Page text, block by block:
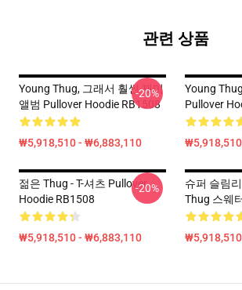
관련 상품
Young Thug, 그래서 훨씬 재미
앨범 Pullover Hoodie RB1508
₩5,918,510 - ₩6,883,110
-20%
Young
Pullover
젊은 Thug - T-셔츠 Pullover
Hoodie RB1508
₩5,918,510 - ₩6,883,110
-20%
슈퍼 슬림
Thug 스웨